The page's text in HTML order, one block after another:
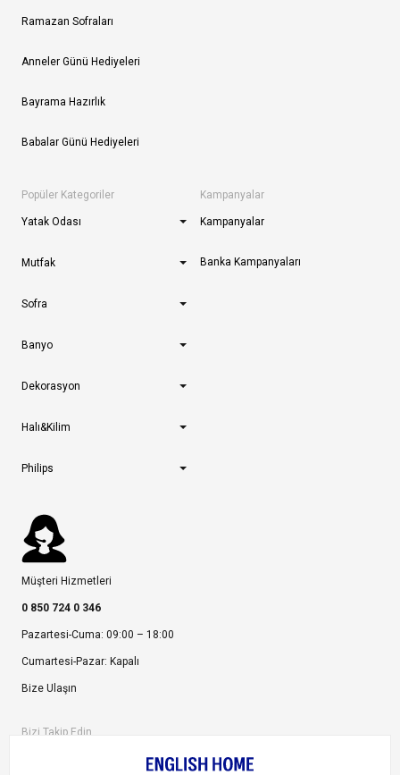
Ramazan Sofraları
Anneler Günü Hediyeleri
Bayrama Hazırlık
Babalar Günü Hediyeleri
Popüler Kategoriler
Yatak Odası
Mutfak
Sofra
Banyo
Dekorasyon
Halı&Kilim
Philips
Kampanyalar
Kampanyalar
Banka Kampanyaları
Müşteri Hizmetleri
0 850 724 0 346
Pazartesi-Cuma: 09:00 – 18:00
Cumartesi-Pazar: Kapalı
Bize Ulaşın
Bizi Takip Edin